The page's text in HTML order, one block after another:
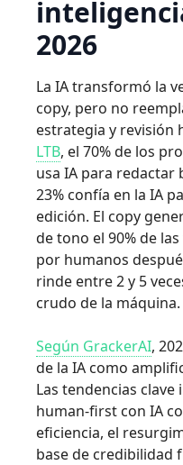
2026
La IA transformó la
copy, pero no
estrategia y revisión
LTB, el 70% de los
usa IA para
23% confía en la IA
edición. El copy
de tono el 90% de
por humanos
rinde entre 2 y 5
crudo de la máquina.
Según GrackerAI,
de la IA como
Las tendencias
human-first con IA
eficiencia, el
base de credibilidad